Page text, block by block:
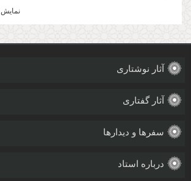
نمایش 1 تا 1 از 1 اثر نوشتاری
آثار نوشتاری
آثار گفتاری
سفرها و دیدارها
درباره استاد